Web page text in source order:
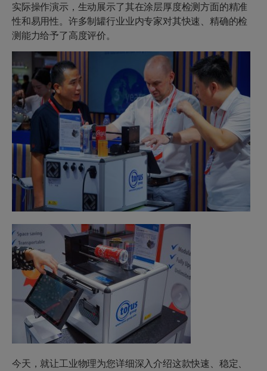
实际操作演示，生动展示了其在涂层厚度检测方面的精准
性和易用性。许多制罐行业业内专家对其快速、精确的检
测能力给予了高度评价。
今天，就让工业物理为您详细深入介绍这款快速、稳定、